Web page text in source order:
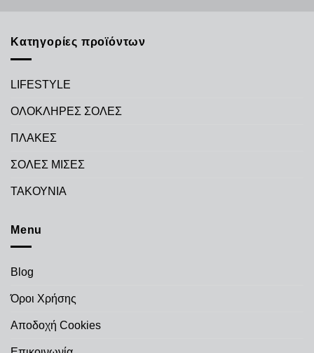
Κατηγορίες προϊόντων
LIFESTYLE
ΟΛΟΚΛΗΡΕΣ ΣΟΛΕΣ
ΠΛΑΚΕΣ
ΣΟΛΕΣ ΜΙΣΕΣ
ΤΑΚΟΥΝΙΑ
Menu
Blog
Όροι Χρήσης
Αποδοχή Cookies